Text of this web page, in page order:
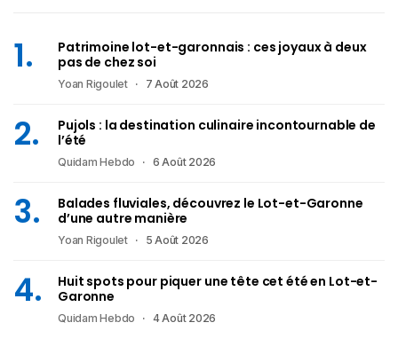
Patrimoine lot-et-garonnais : ces joyaux à deux
pas de chez soi
Yoan Rigoulet 7 Août 2026
Pujols : la destination culinaire incontournable de
l’été
Quidam Hebdo 6 Août 2026
Balades fluviales, découvrez le Lot-et-Garonne
d’une autre manière
Yoan Rigoulet 5 Août 2026
Huit spots pour piquer une tête cet été en Lot-et-
Garonne
Quidam Hebdo 4 Août 2026